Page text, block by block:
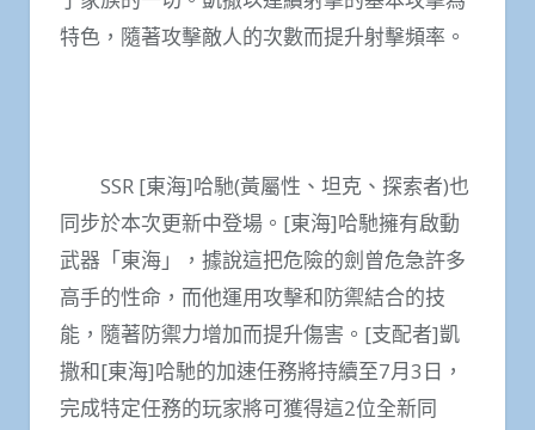
特色，隨著攻擊敵人的次數而提升射擊頻率。
SSR [東海]哈馳(黃屬性、坦克、探索者)也
同步於本次更新中登場。[東海]哈馳擁有啟動
武器「東海」，據說這把危險的劍曾危急許多
高手的性命，而他運用攻擊和防禦結合的技
能，隨著防禦力增加而提升傷害。[支配者]凱
撒和[東海]哈馳的加速任務將持續至7月3日，
完成特定任務的玩家將可獲得這2位全新同